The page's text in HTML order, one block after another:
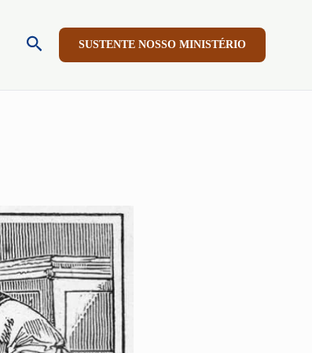
PesquisarSUSTENTE NOSSO MINISTÉRIO